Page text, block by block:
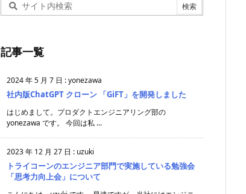
記事一覧
2024 年 5 月 7 日 :yonezawa
社内版ChatGPT クローン 「GiFT」を開発しました
はじめまして。プロダクトエンジニアリング部の
yonezawa です。 今回は私 ...
2023 年 12 月 27 日 : uzuki
トライコーンのエンジニア部門で実施している勉強会
「思考力向上会」について